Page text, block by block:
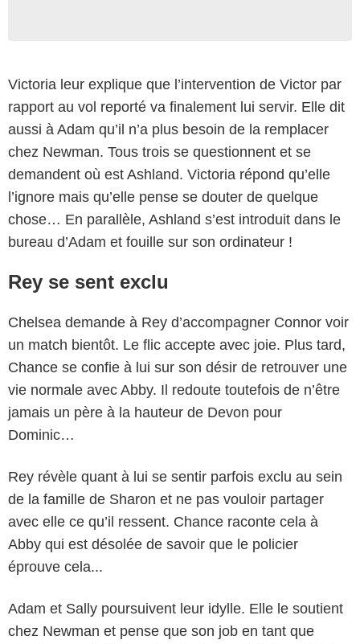
Victoria leur explique que l’intervention de Victor par
rapport au vol reporté va finalement lui servir. Elle dit
aussi à Adam qu’il n’a plus besoin de la remplacer
chez Newman. Tous trois se questionnent et se
demandent où est Ashland. Victoria répond qu’elle
l’ignore mais qu’elle pense se douter de quelque
chose… En parallèle, Ashland s’est introduit dans le
bureau d’Adam et fouille sur son ordinateur !
Rey se sent exclu
Chelsea demande à Rey d’accompagner Connor voir
un match bientôt. Le flic accepte avec joie. Plus tard,
Chance se confie à lui sur son désir de retrouver une
vie normale avec Abby. Il redoute toutefois de n’être
jamais un père à la hauteur de Devon pour
Dominic…
Rey révèle quant à lui se sentir parfois exclu au sein
de la famille de Sharon et ne pas vouloir partager
avec elle ce qu’il ressent. Chance raconte cela à
Abby qui est désolée de savoir que le policier
éprouve cela...
Adam et Sally poursuivent leur idylle. Elle le soutient
chez Newman et pense que son job en tant que